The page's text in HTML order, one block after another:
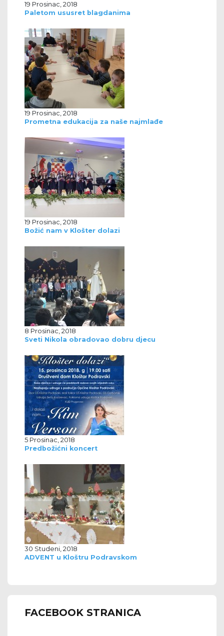
19 Prosinac, 2018
Paletom ususret blagdanima
19 Prosinac, 2018
Prometna edukacija za naše najmlađe
19 Prosinac, 2018
Božić nam v Klošter dolazi
8 Prosinac, 2018
Sveti Nikola obradovao dobru djecu
5 Prosinac, 2018
Predbožićni koncert
30 Studeni, 2018
ADVENT u Kloštru Podravskom
FACEBOOK STRANICA